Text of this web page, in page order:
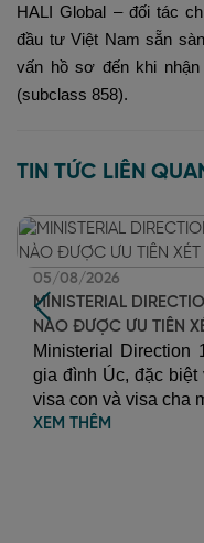
HALI Global – đối tác
đầu tư Việt Nam sẵn
vấn hồ sơ đến khi nhận
(subclass 858).
TIN TỨC LIÊN
05/08/2026
MINISTERIAL
NÀO ĐƯỢC ƯU TIÊN
Ministerial
gia đình Úc, đặc biệt
visa con và visa cha
XEM THÊM